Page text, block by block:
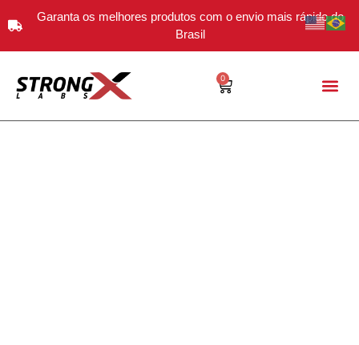
Garanta os melhores produtos com o envio mais rápido do
Brasil
0